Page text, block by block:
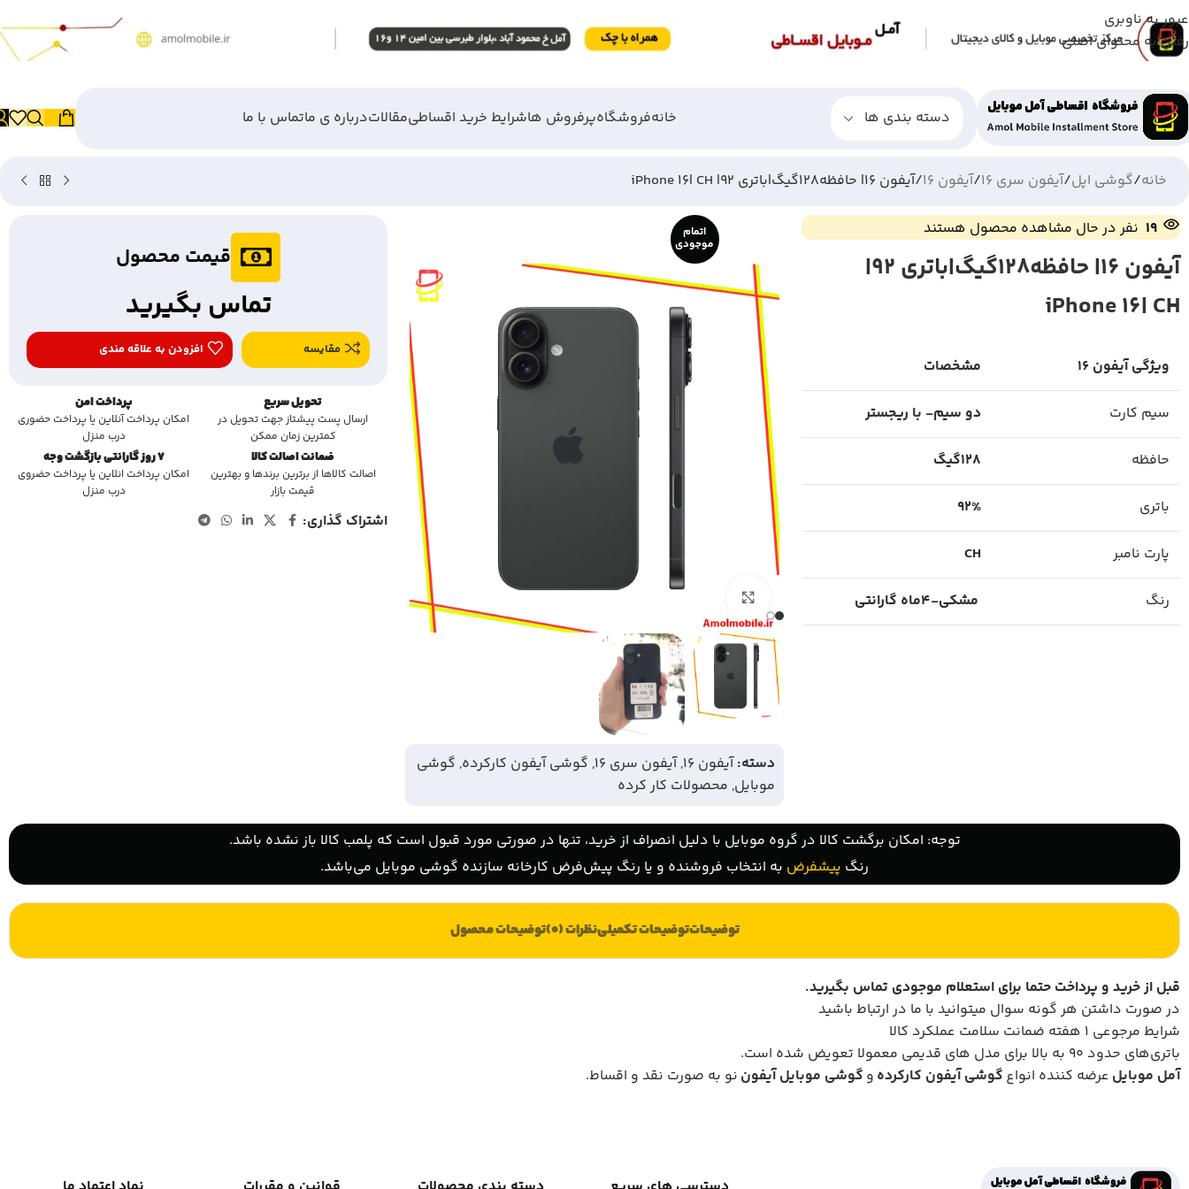
عبور به ناوبری
رفتن به محتوای اصلی
دسته بندی ها خانهفروشگاهپرفروش هاشرایط خرید اقساطیمقالاتدرباره ی ماتماس با ما
خانه گوشی اپل آیفون سری 16 آیفون 16 آیفون 16| حافظه128گیگ|باتری 92| iPhone 16| CH
19 نفر در حال مشاهده محصول هستند
آیفون 16| حافظه128گیگ|باتری 92|
iPhone 16| CH
ویژگی آیفون 16 مشخصات
سیم کارت دو سیم- با ریجستر
حافظه 128گیگ
باتری 92%
پارت نامبر CH
رنگ مشکی-4ماه گارانتی
اتمام
موجودی
دسته:آیفون 16 ,آیفون سری 16 , گوشی آیفون کارکرده, گوشی
موبایل, محصولات کار کرده
قیمت محصول
تماس بگیرید
مقایسه افزودن به علاقه مندی
تحویل سریع
ارسال پست پیشتاز جهت تحویل در
کمترین زمان ممکن
ضمانت اصالت کالا
اصالت کالاها از برترین برندها و بهترین
قیمت بازار
پرداخت امن
امکان پرداخت آنلاین یا پرداخت حضوری
درب منزل
7 روز گارانتی بازگشت وجه
امکان پرداخت انلاین یا پرداخت حضروی
درب منزل
اشتراک گذاری:
توجه: امکان برگشت کالا در گروه موبایل با دلیل انصراف از خرید، تنها در صورتی مورد قبول است که پلمب کالا باز نشده باشد.
رنگ پیشفرض به انتخاب فروشنده و یا رنگ پیش‌فرض کارخانه سازنده گوشی موبایل می‌باشد.
توضیحاتتوضیحات تکمیلینظرات (0) توضیحات محصول
قبل از خرید و پرداخت حتما برای استعلام موجودی تماس بگیرید.
در صورت داشتن هر گونه سوال میتوانید با ما در ارتباط باشید
شرایط مرجوعی 1 هفته ضمانت سلامت عملکرد کالا
باتری‌های حدود ۹۰ به بالا برای مدل های قدیمی معمولا تعویض شده است.
آمل موبایل عرضه کننده انواع گوشی آیفون کارکرده و گوشی موبایل آیفون نو به صورت نقد و اقساط.